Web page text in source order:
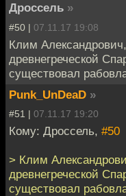
Дроссель »
#50 | 07.11.17 19:08
Клим
древнегреческой
существовал
Punk_UnDeaD »
#51 | 07.11.17 19:20
Кому: Дроссель, #50
> Клим
древнегреческой
существовал